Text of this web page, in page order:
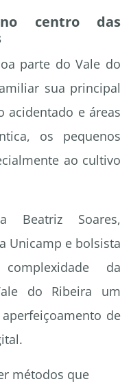
centro das
parte do Vale do
sua principal
acidentado e áreas
os pequenos
ao cultivo
Beatriz Soares,
Unicamp e bolsista
da
do Ribeira um
de
métodos que